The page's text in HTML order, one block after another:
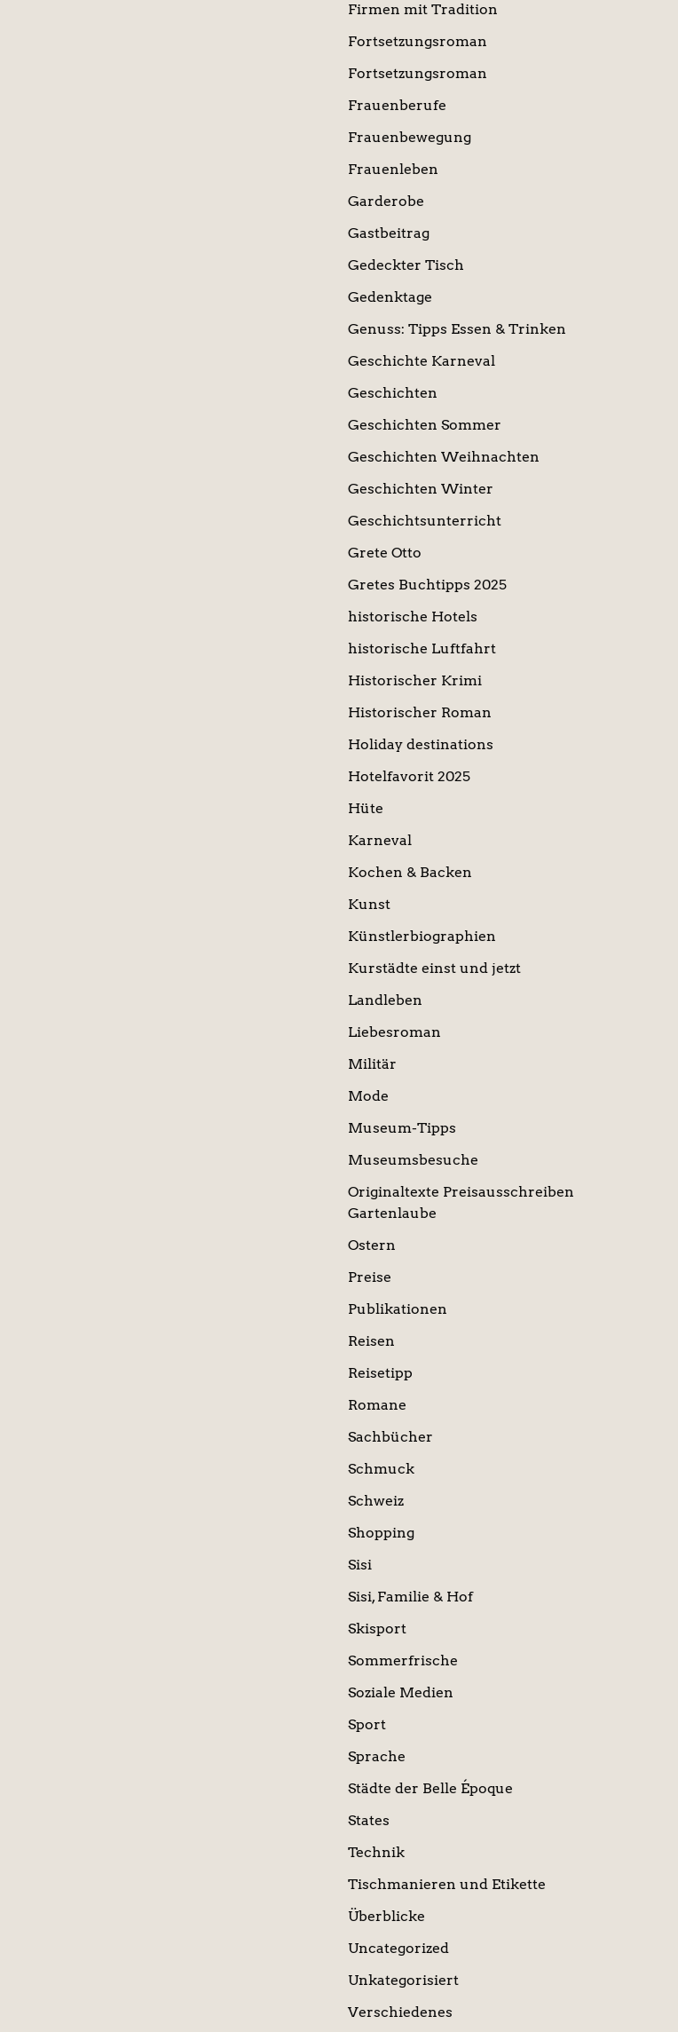
Firmen mit Tradition
Fortsetzungsroman
Fortsetzungsroman
Frauenberufe
Frauenbewegung
Frauenleben
Garderobe
Gastbeitrag
Gedeckter Tisch
Gedenktage
Genuss: Tipps Essen & Trinken
Geschichte Karneval
Geschichten
Geschichten Sommer
Geschichten Weihnachten
Geschichten Winter
Geschichtsunterricht
Grete Otto
Gretes Buchtipps 2025
historische Hotels
historische Luftfahrt
Historischer Krimi
Historischer Roman
Holiday destinations
Hotelfavorit 2025
Hüte
Karneval
Kochen & Backen
Kunst
Künstlerbiographien
Kurstädte einst und jetzt
Landleben
Liebesroman
Militär
Mode
Museum-Tipps
Museumsbesuche
Originaltexte Preisausschreiben
Gartenlaube
Ostern
Preise
Publikationen
Reisen
Reisetipp
Romane
Sachbücher
Schmuck
Schweiz
Shopping
Sisi
Sisi, Familie & Hof
Skisport
Sommerfrische
Soziale Medien
Sport
Sprache
Städte der Belle Époque
States
Technik
Tischmanieren und Etikette
Überblicke
Uncategorized
Unkategorisiert
Verschiedenes